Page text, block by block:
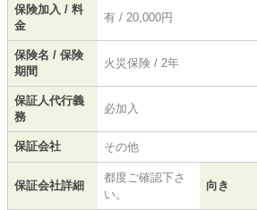
保険加入 / 料
金
有 / 20,000円
保険名 / 保険
期間
火災保険 / 2年
保証人代行義
務
必加入
保証会社 その他
保証会社詳細
都度ご確認下さ
い。
向き